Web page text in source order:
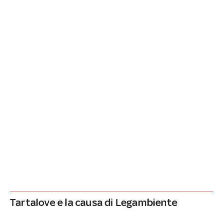
Tartalove e la causa di Legambiente